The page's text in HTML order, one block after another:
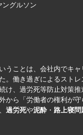
ングルソン
ことは、会社内でキ
。働き過ぎによるスト
け、過労死等防止対
ら「労働者の権利が
過労死や泥酔 ・ 路上寝問